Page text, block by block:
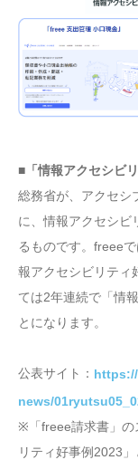
■「情報アクセシビ
総務省が、アクセシ
に、情報アクセシビ
るものです。freee
報アクセシビリティ
ては2年連続で「情
とになります。
公表サイト：
news/
※「freee請求書」の
リティ好事例2023